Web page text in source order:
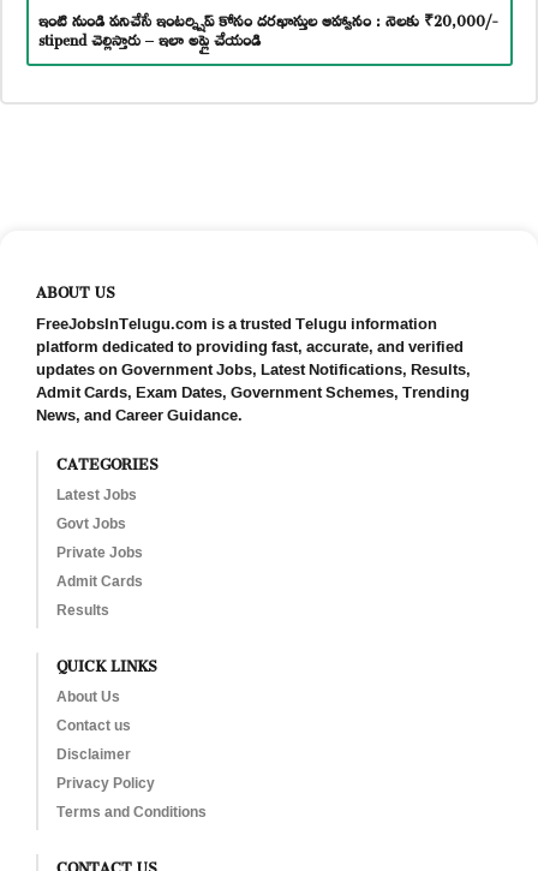
ఇంటి నుండి పనిచేసే ఇంటర్న్షిప్ కోసం దరఖాస్తుల ఆహ్వానం : నెలకు ₹20,000/-
stipend చెల్లిస్తారు – ఇలా అప్లై చేయండి
ABOUT US
FreeJobsInTelugu.com is a trusted Telugu information
platform dedicated to providing fast, accurate, and verified
updates on Government Jobs, Latest Notifications, Results,
Admit Cards, Exam Dates, Government Schemes, Trending
News, and Career Guidance.
CATEGORIES
Latest Jobs
Govt Jobs
Private Jobs
Admit Cards
Results
QUICK LINKS
About Us
Contact us
Disclaimer
Privacy Policy
Terms and Conditions